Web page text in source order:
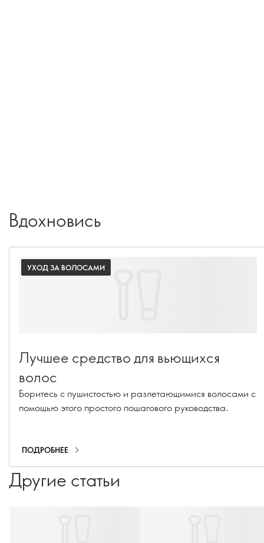
Вдохновись
УХОД ЗА ВОЛОСАМИ
Лучшее средство для вьющихся
волос
Боритесь с пушистостью и разлетающимися волосами с
помощью этого простого пошагового руководства.
ПОДРОБНЕЕ
Другие статьи